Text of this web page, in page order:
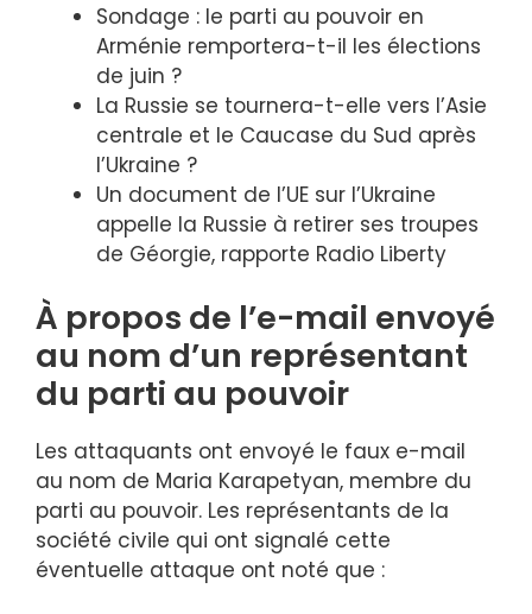
Sondage : le parti au pouvoir en
Arménie remportera-t-il les élections
de juin ?
La Russie se tournera-t-elle vers l’Asie
centrale et le Caucase du Sud après
l’Ukraine ?
Un document de l’UE sur l’Ukraine
appelle la Russie à retirer ses troupes
de Géorgie, rapporte Radio Liberty
À propos de l’e-mail envoyé
au nom d’un représentant
du parti au pouvoir
Les attaquants ont envoyé le faux e-mail
au nom de Maria Karapetyan, membre du
parti au pouvoir. Les représentants de la
société civile qui ont signalé cette
éventuelle attaque ont noté que :